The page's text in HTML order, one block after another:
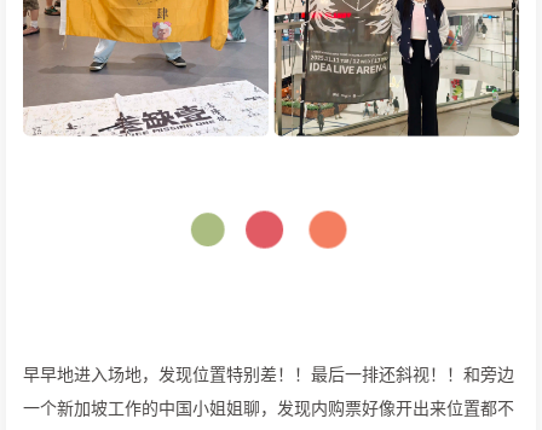
早早地进入场地，发现位置特别差！！最后一排还斜视！！和旁边
一个新加坡工作的中国小姐姐聊，发现内购票好像开出来位置都不